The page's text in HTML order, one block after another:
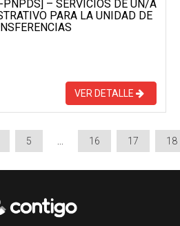
– SERVICIOS DE UN/A
PARA LA UNIDAD DE
VER DETALLE
5 16 17 18